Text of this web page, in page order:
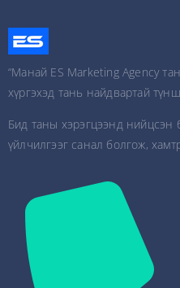
“Манай ES Marketing Agency
хүргэхэд тань найдвартай
Бид таны хэрэгцээнд нийцсэн
үйлчилгээг санал болгож,